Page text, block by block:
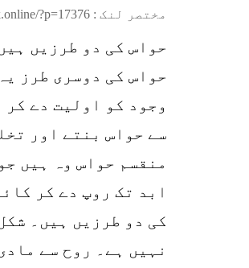
مختصر لنک : ?p=17376
حواس کی دو طرزیں
حواس کی دوسری طرز
وجود کو اولیت دے کر
سے حواس بنتے اور
منقسم حواس وہ ہیں
ابد تک روپ دے کر
کی دو طرزیں ہیں۔
نہیں ہے۔ روح سے